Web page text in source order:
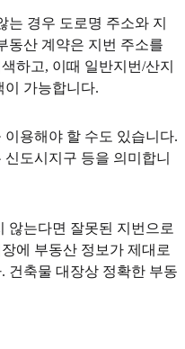
는 경우 도로명 주소와 지
동산 계약은 지번 주소를
하고, 이때 일반지번/산지
이 가능합니다.
용해야 할 수도 있습니다.
도시지구 등을 의미합니
않는다면 잘못된 지번으로
에 부동산 정보가 제대로
건축물 대장상 정확한 부동